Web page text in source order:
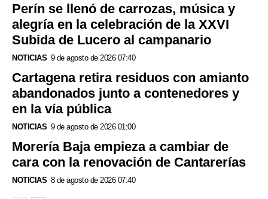
Perín se llenó de carrozas, música y
alegría en la celebración de la XXVI
Subida de Lucero al campanario
NOTICIAS 9 de agosto de 2026 07:40
Cartagena retira residuos con amianto
abandonados junto a contenedores y
en la vía pública
NOTICIAS 9 de agosto de 2026 01:00
Morería Baja empieza a cambiar de
cara con la renovación de Cantarerías
NOTICIAS 8 de agosto de 2026 07:40